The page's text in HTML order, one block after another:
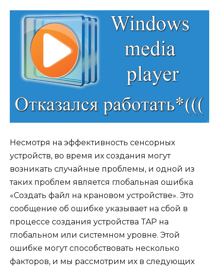
Несмотря на эффективность сенсорных
устройств, во время их создания могут
возникать случайные проблемы, и одной из
таких проблем является глобальная ошибка
«Создать файл на крановом устройстве». Это
сообщение об ошибке указывает на сбой в
процессе создания устройства TAP на
глобальном или системном уровне. Этой
ошибке могут способствовать несколько
факторов, и мы рассмотрим их в следующих